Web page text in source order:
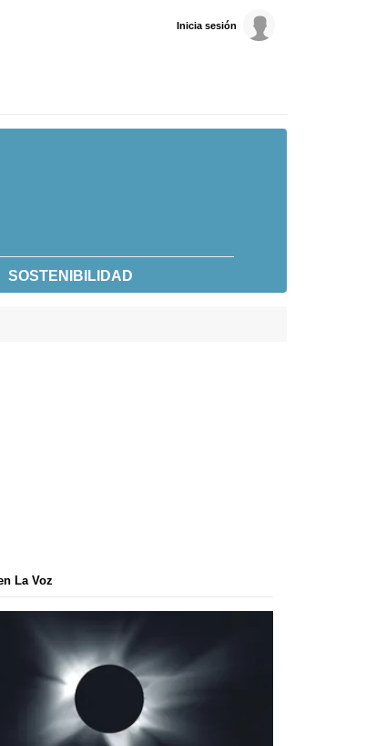
Inicia sesión
SOSTENIBILIDAD
La Voz